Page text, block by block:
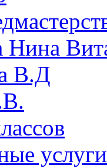
Нина
В.Д
услуги